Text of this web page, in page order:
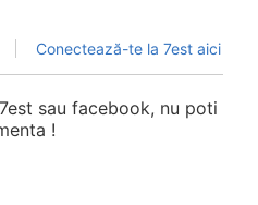
Conectează-te la 7est aici
sau facebook, nu poti
!